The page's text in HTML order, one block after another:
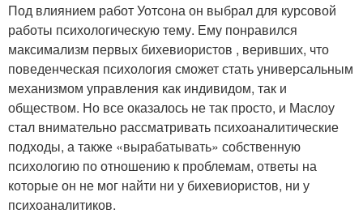
Под влиянием работ Уотсона он выбрал для курсовой
работы психологическую тему. Ему понравился
максимализм первых бихевиористов , веривших, что
поведенческая психология сможет стать универсальным
механизмом управления как индивидом, так и
обществом. Но все оказалось не так просто, и Маслоу
стал внимательно рассматривать психоаналитические
подходы, а также «вырабатывать» собственную
психологию по отношению к проблемам, ответы на
которые он не мог найти ни у бихевиористов, ни у
психоаналитиков.